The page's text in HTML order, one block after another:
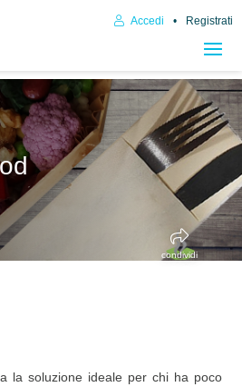
Accedi Registrati
condividi
la soluzione ideale per chi ha poco